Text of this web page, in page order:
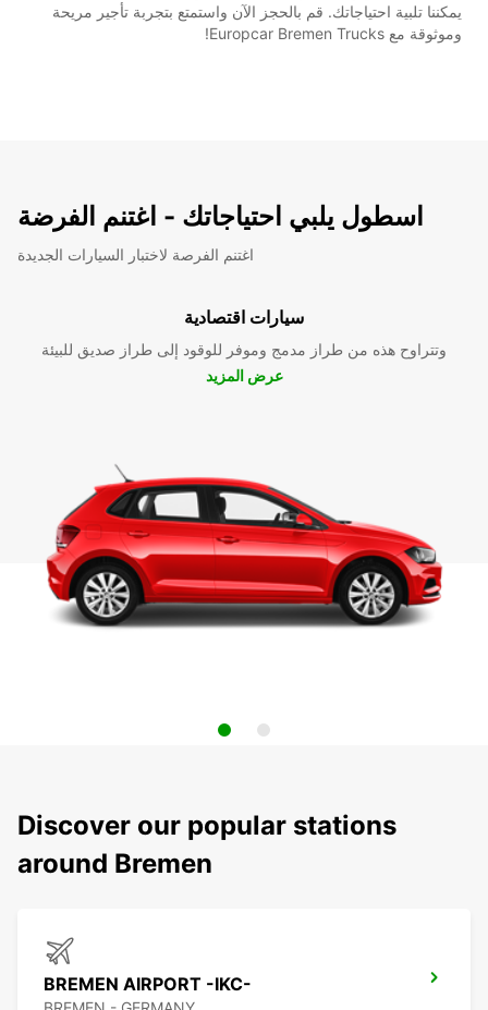
يمكننا تلبية احتياجاتك. قم بالحجز الآن واستمتع بتجربة تأجير مريحة
وموثوقة مع Europcar Bremen Trucks!
اسطول يلبي احتياجاتك - اغتنم الفرضة
اغتنم الفرصة لاختبار السيارات الجديدة
سيارات اقتصادية
وتتراوح هذه من طراز مدمج وموفر للوقود إلى طراز صديق للبيئة
عرض المزيد
Discover our popular stations
around Bremen
BREMEN AIRPORT -IKC-